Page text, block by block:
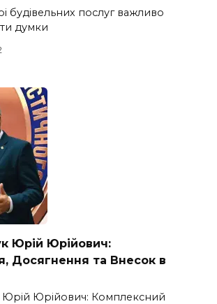
будівельних послуг важливо
думки
Юрій Юрійович:
Досягнення та Внесок в
Юрійович: Комплексний